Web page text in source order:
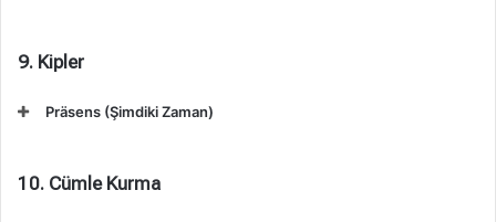
9. Kipler
Präsens (Şimdiki Zaman)
10. Cümle Kurma